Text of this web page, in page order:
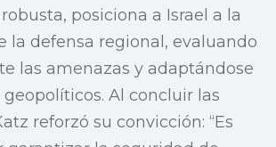
posiciona a Israel a la
la defensa regional, evaluando
las amenazas y adaptándose
Al concluir las
reforzó su convicción: “Es